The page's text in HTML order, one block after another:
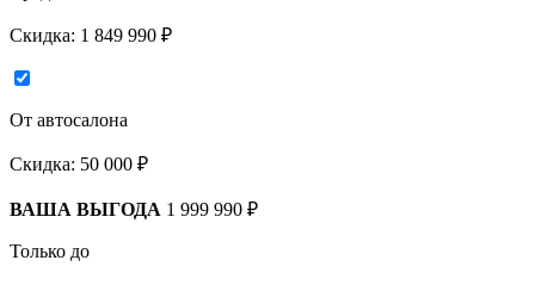
Скидка: 1 849 990 ₽
От автосалона
Скидка: 50 000 ₽
ВАША ВЫГОДА 1 999 990 ₽
Только до